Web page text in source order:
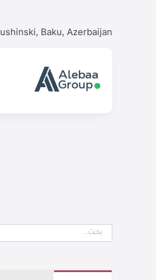
Baku, Azerbaijan
البحث